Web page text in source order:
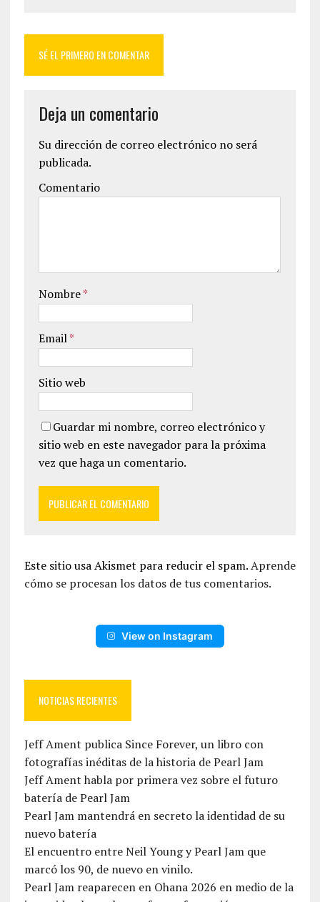
SÉ EL PRIMERO EN COMENTAR
Deja un comentario
Su dirección de correo electrónico no será
publicada.
Comentario
Nombre*
Email*
Sitio web
Guardar mi nombre, correo electrónico y
sitio web en este navegador para la próxima
vez que haga un comentario.
Este sitio usa Akismet para reducir el spam.Aprende
cómo se procesan los datos de tus comentarios.
View on Instagram
NOTICIAS RECIENTES
Jeff Ament publica Since Forever, un libro con
fotografías inéditas de la historia de Pearl Jam
Jeff Ament habla por primera vez sobre el futuro
batería de Pearl Jam
Pearl Jam mantendrá en secreto la identidad de su
nuevo batería
El encuentro entre Neil Young y Pearl Jam que
marcó los 90, de nuevo en vinilo.
Pearl Jam reaparecen en Ohana 2026 en medio de la